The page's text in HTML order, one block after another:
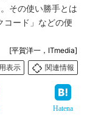
その使い勝手とは
コード」などの便
[平賀洋一，ITmedia]
表示
関連情報
Hatena